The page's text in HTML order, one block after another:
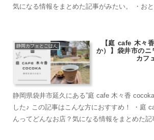
気になる情報をまとめた記事がみたい。 ・おとな向けのカフェでゆ
静岡カフェとごはん
【庭 cafe 木々
か）】袋井市のニ
カフ
静岡県袋井市延久にある”庭 cafe 木々香
した♪ この記事はこんな方におすすめ！ ・庭 cafe 木々香 cocokaさ
んってどんなお店？気になる情報をまとめた記事が